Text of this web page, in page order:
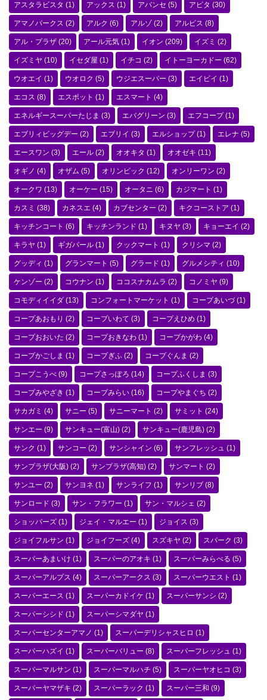
アスタラビスタ (1) アックス (1) アバンセ (5) アピタ (30)
アマノパークス (2) アルク (6) アルゾ(2) アルビス (8)
アル・プラザ (20) アール元気 (1) イオン (209) イズミ (2)
イズミヤ (10) イセダ屋 (1) イチコ (2) イトーヨーカドー (62)
ウオエイ (1) ウオロク (5) ウジエスーパー (3) エイビイ (1)
エコス (8) エスポット (1) エスマート (4)
エネルギースーパーたじま (3) エバグリーン (3) エフコープ(1)
エブリィビッグデー (2) エブリイ (3) エルショップ(1) エレナ (5)
エースワン (3) エール (2) オオキタ (1) オオゼキ (11)
オギノ (4) オザム (5) オリンピック (12) オンリーワン (2)
オークワ (13) オーケー (15) オータニ (6) カジマート (1)
カスミ (38) カネスエ (4) カブセンター (2) キクコーストア (1)
キッチンコート (6) キッチンランド (1) キヌヤ (3) キョーエイ (2)
キラヤ (1) ギガパール (1) クックマート (1) クリシマ (2)
グッディ (1) グランマート (5) グラード (1) グルメシティ (10)
ケンゾー (2) コウナン (1) ココスナカムラ (2) コノミヤ (9)
コモディイイダ (13) コンフォートマーケット (1) コープあいづ(1)
コープあおもり (2) コープいわて (3) コープえひめ (1)
コープおおいた (2) コープおきなわ (1) コープかがわ (4)
コープかごしま (1) コープぎふ (2) コープぐんま (2)
コープこうべ (9) コープさっぽろ (14) コープふくしま (3)
コープみやざき (1) コープみらい (16) コープやまぐち (2)
サカガミ (4) サニー (5) サニーマート (2) サミット (24)
サンエー (9) サンキュー(富山) (2) サンキュー(鹿児島) (2)
サンク (1) サンコー (2) サンシャイン (6) サンフレッシュ (1)
サンプラザ(大阪) (2) サンプラザ(高知) (2) サンマート (2)
サンユー (2) サンヨネ (1) サンライフ (1) サンリブ (8)
サンロード (3) サン・フラワー (1) サン・マルシェ (2)
ショッパーズ (1) ジェイ・マルエー (1) ジョイス (3)
ジョイフルサン (1) ジョイフーズ (4) スズキヤ (2) スパーク (3)
スーパーあまいけ (1) スーパーのアオキ (1) スーパーみらべる (5)
スーパーアルプス (4) スーパーアークス (3) スーパーウエスト (1)
スーパーエース (1) スーパーカドイケ (1) スーパーサンシ (2)
スーパーシシド (1) スーパーシマダヤ (1)
スーパーセンターアマノ (1) スーパーデリシャスヒロ (1)
スーパーハズイ (1) スーパーバリュー (8) スーパーフレッシュ (1)
スーパーマルサン (1) スーパーマルハチ (5) スーパーヤオヒコ (3)
スーパーヤマザキ (2) スーパーラック (1) スーパー三和 (9)